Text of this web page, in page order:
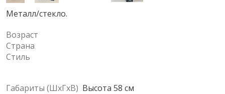
Металл/стекло.
Возраст
Страна
Стиль
Габариты (ШхГхВ) Высота 58 см